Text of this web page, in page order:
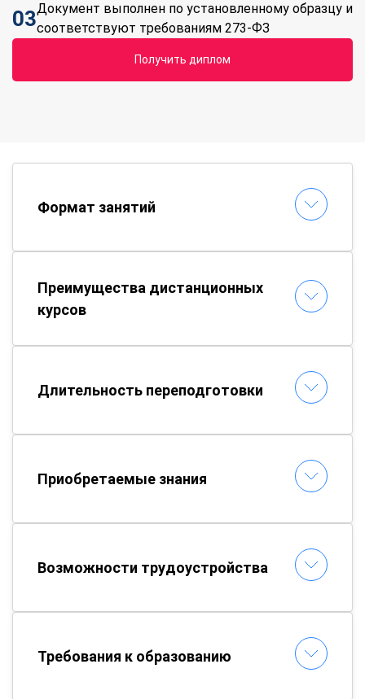
03Документ выполнен по установленному образцу и
соответствуют требованиям 273-ФЗ
Получить диплом
Формат занятий
Преимущества дистанционных
курсов
Длительность переподготовки
Приобретаемые знания
Возможности трудоустройства
Требования к образованию